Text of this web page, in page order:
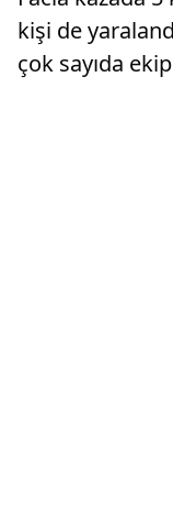
kişi de
çok sayıda